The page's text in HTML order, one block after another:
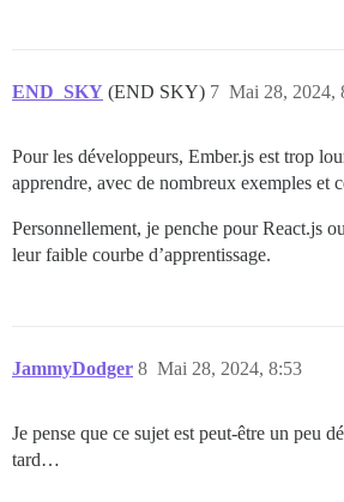
END_SKY (END SKY) Mai 28, 2024,
7
Pour les développeurs, Ember.js est trop
apprendre, avec de nombreux exemples et
Personnellement, je penche pour React.js
leur faible courbe d’apprentissage.
JammyDodger Mai 28, 2024, 8:53
8
Je pense que ce sujet est peut-être un peu
tard…